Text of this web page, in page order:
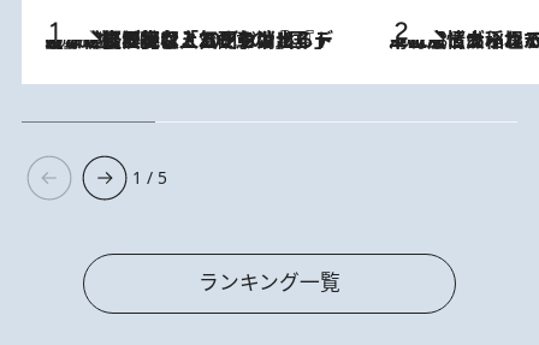
2026.8.5
【なぜ吉沢亮は「気配を消せる」のか？】興行収入208億の『国宝』を経て挑むミュージカル『ディア・エヴァン・ハンセン』。トップ俳優が舞台上でさらけ出した“孤独”とは 2026.8.5
下町風情あふれる台北屈指の人気エリア・大稲埕でセンスのいい台湾土産《ヴ
1 / 5
ランキング一覧